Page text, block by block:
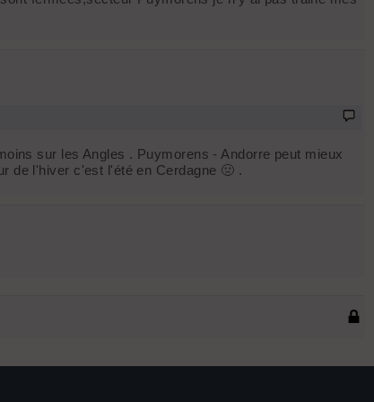
sur les Angles . Puymorens - Andorre peut mieux
de l'hiver c'est l'été en Cerdagne 🤢 .